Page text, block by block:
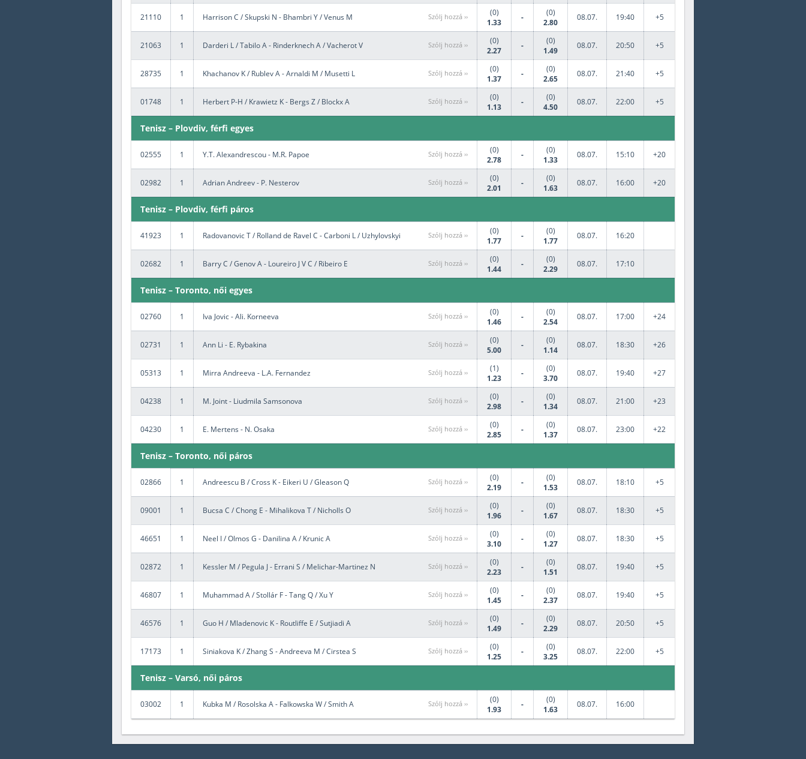
21110 1 Harrison C / Skupski N - Bhambri Y / Venus M Szólj hozzá ››
(0)
1.33
-
(0)
2.80
08.07. 19:40 +5
21063 1 Darderi L / Tabilo A - Rinderknech A / Vacherot V Szólj hozzá ››
(0)
2.27
-
(0)
1.49
08.07. 20:50 +5
28735 1 Khachanov K / Rublev A - Arnaldi M / Musetti L Szólj hozzá ››
(0)
1.37
-
(0)
2.65
08.07. 21:40 +5
01748 1 Herbert P-H / Krawietz K - Bergs Z / Blockx A Szólj hozzá ››
(0)
1.13
-
(0)
4.50
08.07. 22:00 +5
Tenisz – Plovdiv, férfi egyes
02555 1 Y.T. Alexandrescou - M.R. Papoe Szólj hozzá ››
(0)
2.78
-
(0)
1.33
08.07. 15:10 +20
02982 1 Adrian Andreev - P. Nesterov Szólj hozzá ››
(0)
2.01
-
(0)
1.63
08.07. 16:00 +20
Tenisz – Plovdiv, férfi páros
41923 1 Radovanovic T / Rolland de Ravel C - Carboni L / Uzhylovskyi Szólj hozzá ››
(0)
1.77
-
(0)
1.77
08.07. 16:20
02682 1 Barry C / Genov A - Loureiro J V C / Ribeiro E Szólj hozzá ››
(0)
1.44
-
(0)
2.29
08.07. 17:10
Tenisz – Toronto, női egyes
02760 1 Iva Jovic - Ali. Korneeva Szólj hozzá ››
(0)
1.46
-
(0)
2.54
08.07. 17:00 +24
02731 1 Ann Li - E. Rybakina Szólj hozzá ››
(0)
5.00
-
(0)
1.14
08.07. 18:30 +26
05313 1 Mirra Andreeva - L.A. Fernandez Szólj hozzá ››
(1)
1.23
-
(0)
3.70
08.07. 19:40 +27
04238 1 M. Joint - Liudmila Samsonova Szólj hozzá ››
(0)
2.98
-
(0)
1.34
08.07. 21:00 +23
04230 1 E. Mertens - N. Osaka Szólj hozzá ››
(0)
2.85
-
(0)
1.37
08.07. 23:00 +22
Tenisz – Toronto, női páros
02866 1 Andreescu B / Cross K - Eikeri U / Gleason Q Szólj hozzá ››
(0)
2.19
-
(0)
1.53
08.07. 18:10 +5
09001 1 Bucsa C / Chong E - Mihalikova T / Nicholls O Szólj hozzá ››
(0)
1.96
-
(0)
1.67
08.07. 18:30 +5
46651 1 Neel I / Olmos G - Danilina A / Krunic A Szólj hozzá ››
(0)
3.10
-
(0)
1.27
08.07. 18:30 +5
02872 1 Kessler M / Pegula J - Errani S / Melichar-Martinez N Szólj hozzá ››
(0)
2.23
-
(0)
1.51
08.07. 19:40 +5
46807 1 Muhammad A / Stollár F - Tang Q / Xu Y Szólj hozzá ››
(0)
1.45
-
(0)
2.37
08.07. 19:40 +5
46576 1 Guo H / Mladenovic K - Routliffe E / Sutjiadi A Szólj hozzá ››
(0)
1.49
-
(0)
2.29
08.07. 20:50 +5
17173 1 Siniakova K / Zhang S - Andreeva M / Cirstea S Szólj hozzá ››
(0)
1.25
-
(0)
3.25
08.07. 22:00 +5
Tenisz – Varsó, női páros
03002 1 Kubka M / Rosolska A - Falkowska W / Smith A Szólj hozzá ››
(0)
1.93
-
(0)
1.63
08.07. 16:00